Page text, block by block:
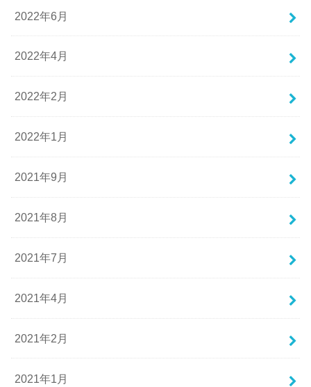
2022年6月
2022年4月
2022年2月
2022年1月
2021年9月
2021年8月
2021年7月
2021年4月
2021年2月
2021年1月